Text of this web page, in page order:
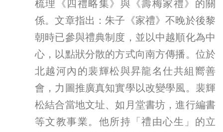
梳理《四禮略集》與《壽梅家禮》的關
係。文章指出：朱子《家禮》不晚於後黎
朝時已參與禮典制度，並以中越順化為中
心，以點狀分散的方式向南方傳播。位於
北越河內的裴輝松與昇龍名仕共組嚮善
會，力圖推廣真知實學以改變學風。裴輝
松結合當地文址、如月堂書坊，進行編書
等文教事業。他所持「禮由心生」的立